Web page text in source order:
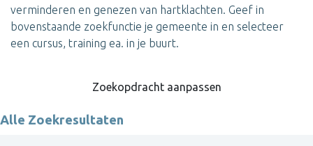
verminderen en genezen van hartklachten. Geef in
bovenstaande zoekfunctie je gemeente in en selecteer
een cursus, training ea. in je buurt.
Zoekopdracht aanpassen
Alle Zoekresultaten